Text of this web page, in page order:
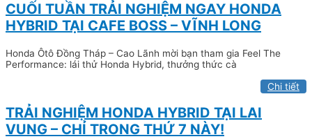
CUỐI TUẦN TRẢI NGHIỆM NGAY HONDA
HYBRID TẠI CAFE BOSS – VĨNH LONG
Honda Ôtô Đồng Tháp – Cao Lãnh mời bạn tham gia Feel The
Performance: lái thử Honda Hybrid, thưởng thức cà
Chi tiết
TRẢI NGHIỆM HONDA HYBRID TẠI LAI
VUNG – CHỈ TRONG THỨ 7 NÀY!